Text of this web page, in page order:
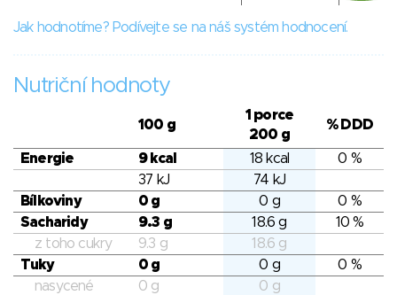
Jak hodnotíme? Podívejte se na náš systém hodnocení.
Nutriční hodnoty
100 g
1 porce
200 g
% DDD
Energie 9 kcal 18 kcal
0 %
37 kJ
74 kJ
Bílkoviny
0 g 0 g
0 %
Sacharidy
9.3 g 18.6 g
10 %
z toho cukry
9.3 g
18.6 g
Tuky
0 g 0 g
0 %
nasycené
0 g
0 g